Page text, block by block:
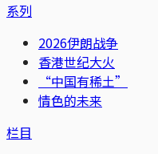
系列
2026伊朗战争
香港世纪大火
“中国有稀土”
情色的未来
栏目